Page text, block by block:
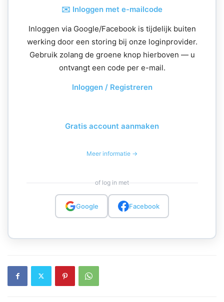
✉️ Inloggen met e-mailcode
Inloggen via Google/Facebook is tijdelijk buiten
werking door een storing bij onze loginprovider.
Gebruik zolang de groene knop hierboven — u
ontvangt een code per e-mail.
Inloggen / Registreren
Gratis account aanmaken
Meer informatie →
of log in met
Google Facebook